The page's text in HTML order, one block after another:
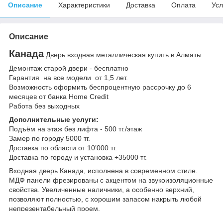
Описание Характеристики Доставка Оплата
Описание
КанадаДверь входная металлическая купить в Алматы
Демонтаж старой двери - бесплатно
Гарантия на все модели от 1,5 лет.
Возможность оформить беспроцентную рассрочку до 6
месяцев от банка Home Credit
Работа без выходных
Дополнительные услуги:
Подъём на этаж без лифта - 500 тг./этаж
Замер по городу 5000 тг.
Доставка по области от 10’000 тг.
Доставка по городу и установка +35000 тг.
Входная дверь Канада, исполнена в современном стиле.
МДФ панели фрезированы с акцентом на звукоизоляционные
свойства. Увеличенные наличники, а особенно верхний,
позволяют полностью, с хорошим запасом накрыть любой
непрезентабельный проем.